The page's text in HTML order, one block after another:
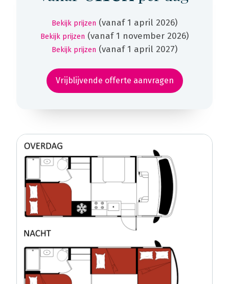
Bekijk prijzen (vanaf 1 april 2026)
Bekijk prijzen (vanaf 1 november 2026)
Bekijk prijzen (vanaf 1 april 2027)
Vrijblijvende offerte aanvragen